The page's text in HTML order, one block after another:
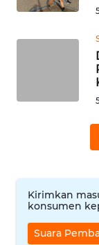
Kirimkan
konsumen
Suara
WN
SUKABUMI